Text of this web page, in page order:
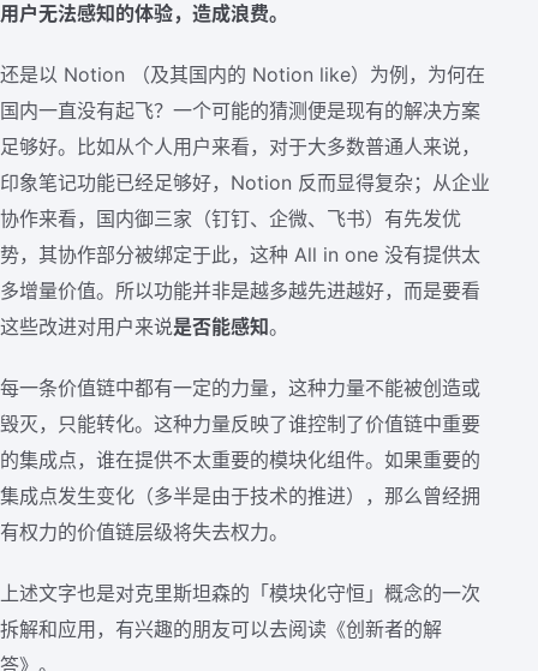
用户无法感知的体验，造成浪费。
还是以 Notion （及其国内的 Notion like）为例，为何在
国内一直没有起飞？一个可能的猜测便是现有的解决方案
足够好。比如从个人用户来看，对于大多数普通人来说，
印象笔记功能已经足够好，Notion 反而显得复杂；从企业
协作来看，国内御三家（钉钉、企微、飞书）有先发优
势，其协作部分被绑定于此，这种 All in one 没有提供太
多增量价值。所以功能并非是越多越先进越好，而是要看
这些改进对用户来说是否能感知。
每一条价值链中都有一定的力量，这种力量不能被创造或
毁灭，只能转化。这种力量反映了谁控制了价值链中重要
的集成点，谁在提供不太重要的模块化组件。如果重要的
集成点发生变化（多半是由于技术的推进），那么曾经拥
有权力的价值链层级将失去权力。
上述文字也是对克里斯坦森的「模块化守恒」概念的一次
拆解和应用，有兴趣的朋友可以去阅读《创新者的解
答》。